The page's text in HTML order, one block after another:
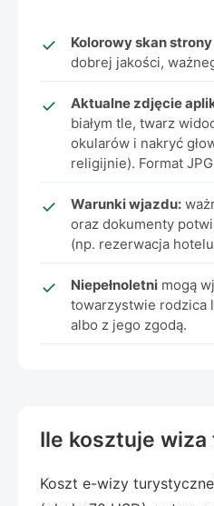
Kolorowy skan
dobrej jakości,
Aktualne zdjęcie
białym tle, twarz
okularów i nakryć
religijnie). Format
Warunki wjazdu:
oraz dokumenty
(np. rezerwacja
Niepełnoletni mogą
towarzystwie rodzica
albo z jego zgodą.
Ile kosztuje
Koszt e-wizy